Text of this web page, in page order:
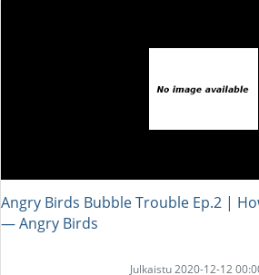
Angry Birds Bubble Trouble Ep.2 |
― Angry Birds
Julkaistu 2020-12-12